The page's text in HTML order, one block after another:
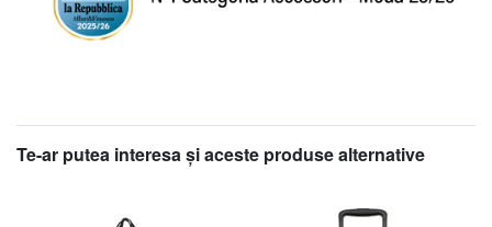
Te-ar putea interesa şi aceste produse alternative